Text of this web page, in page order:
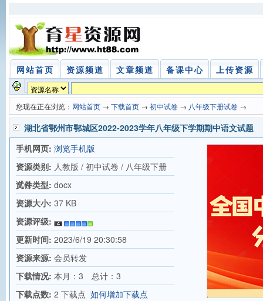
网站首页 资源频道 文章频道 备课中心 上传资源
您现在正在浏览： 网站首页 → 下载首页 → 初中试卷 → 八年级下册试卷 →
湖北省鄂州市鄂城区2022-2023学年八年级下学期期中语文试题
手机网页: 浏览手机版
资源类别: 人教版 / 初中试卷 / 八年级下册
试卷
文件类型: docx
资源大小: 37 KB
资源评级:
更新时间: 2023/6/19 20:30:58
资源来源: 会员转发
下载情况: 本月：3 总计：3
下载点数: 2 下载点 如何增加下载点